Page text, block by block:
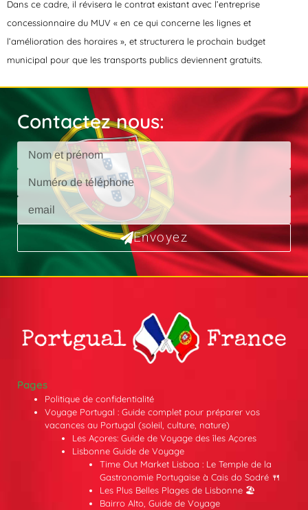
Dans ce cadre, il révisera le contrat existant avec l’entreprise
concessionnaire du MUV « en ce qui concerne les lignes et
l’amélioration des horaires », et structurera le prochain budget
municipal pour que les transports publics deviennent gratuits.
Contactez nous:
Envoyez
Pages
Politique de confidentialité
Voyage Portugal : Guide complet pour préparer vos
vacances au Portugal (soleil, culture, nature)
Les Açores: Guide de Voyage des îles Açores
Lisbonne Guide de Voyage
Time Out Market Lisboa : Le Temple de la
Gastronomie Portugaise à Cais do Sodré 🍴
Les Plus Belles Plages de Lisbonne 🏖️
Bairro Alto, Guide de Voyage